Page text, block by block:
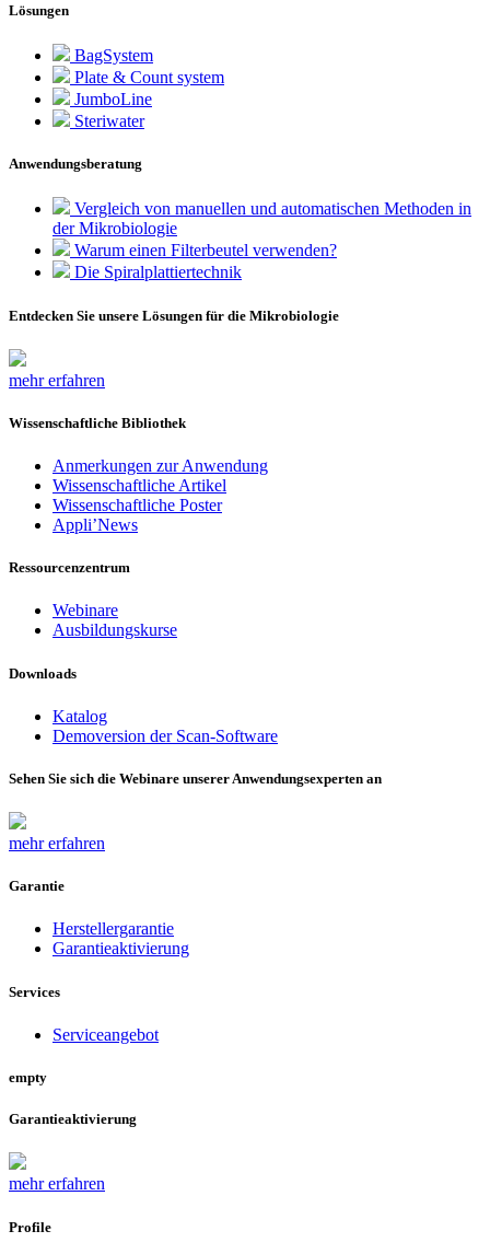
Lösungen
BagSystem
Plate & Count system
JumboLine
Steriwater
Anwendungsberatung
Vergleich von manuellen und automatischen Methoden in
der Mikrobiologie
Warum einen Filterbeutel verwenden?
Die Spiralplattier­technik
Entdecken Sie unsere Lösungen für die Mikrobiologie
mehr erfahren
Wissenschaftliche Bibliothek
Anmerkungen zur Anwendung
Wissenschaftliche Artikel
Wissenschaftliche Poster
Appli’News
Ressourcenzentrum
Webinare
Ausbildungskurse
Downloads
Katalog
Demoversion der Scan-Software
Sehen Sie sich die Webinare unserer Anwendungsexperten an
mehr erfahren
Garantie
Herstellergarantie
Garantieaktivierung
Services
Serviceangebot
empty
Garantieaktivierung
mehr erfahren
Profile